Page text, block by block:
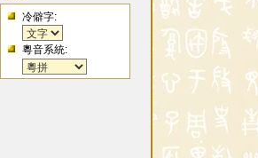
冷僻字:
粵音系統: